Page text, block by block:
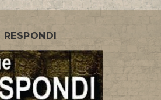
RESPONDI